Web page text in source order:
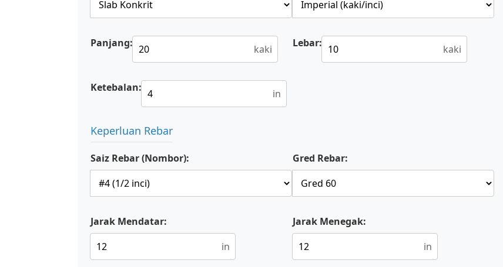
Panjang: kaki Lebar: kaki
Ketebalan: in
Keperluan Rebar
Saiz Rebar (Nombor): Gred Rebar:
Jarak Mendatar:
in
Jarak Menegak:
in